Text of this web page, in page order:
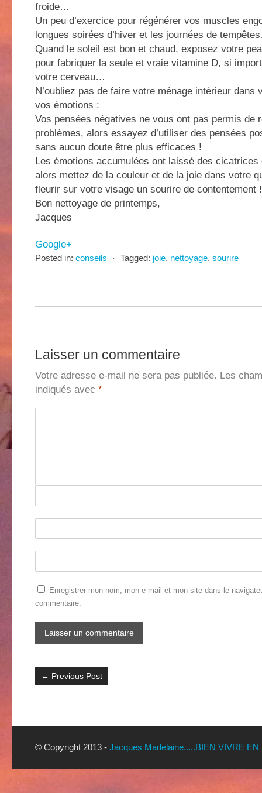
froide…
Un peu d’exercice pour régénérer vos muscles
longues soirées d’hiver et les journées de
Quand le soleil est bon et chaud, exposez votre
pour fabriquer la seule et vraie vitamine D, si
votre cerveau…
N’oubliez pas de faire votre ménage intérieur dans
vos émotions :
Vos pensées négatives ne vous ont pas permis de
problèmes, alors essayez d’utiliser des pensées
sans aucun doute être plus efficaces !
Les émotions accumulées ont laissé des
alors mettez de la couleur et de la joie dans votre
fleurir sur votre visage un sourire de contentement !
Bon nettoyage de printemps,
Jacques
Google+
Posted in: conseils ⋅ Tagged: joie, nettoyage, sourire
Laisser un commentaire
Votre adresse e-mail ne sera pas publiée. Les
indiqués avec *
Enregistrer mon nom, mon e-mail et mon site dans le
commentaire.
← Previous Post
© Copyright 2013 - Jacques Madelaine.....BIEN VIVRE EN